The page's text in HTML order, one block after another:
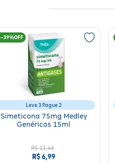
39%
Leve 3 Pague 2
Simeticona 75mg Medley
Genéricos 15ml
R$ 11,46
R$6,99